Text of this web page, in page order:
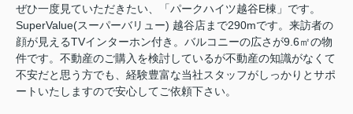
ぜひ一度見ていただきたい、「パークハイツ越谷E棟」です。
SuperValue(スーパーバリュー) 越谷店まで290mです。来訪者の
顔が見えるTVインターホン付き。バルコニーの広さが9.6㎡の物
件です。不動産のご購入を検討しているが不動産の知識がなくて
不安だと思う方でも、経験豊富な当社スタッフがしっかりとサポ
ートいたしますので安心してご依頼下さい。